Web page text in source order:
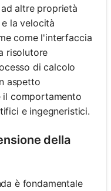
altre proprietà
la velocità
come l'interfaccia
risolutore
di calcolo
aspetto
il comportamento
e ingegneristici.
della
è fondamentale